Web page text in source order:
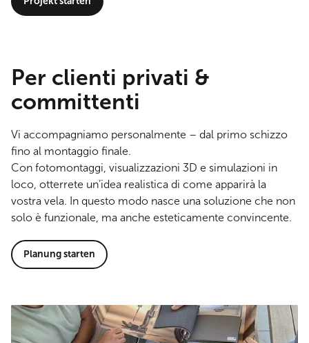
Per clienti privati &
committenti
Vi accompagniamo personalmente – dal primo schizzo
fino al montaggio finale.
Con fotomontaggi, visualizzazioni 3D e simulazioni in
loco, otterrete un’idea realistica di come apparirà la
vostra vela. In questo modo nasce una soluzione che non
solo è funzionale, ma anche esteticamente convincente.
Planung starten